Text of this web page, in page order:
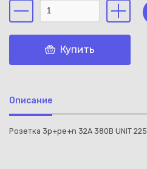
Купить
Описание
Розетка 3р+ре+n 32А 380В UNIT 225